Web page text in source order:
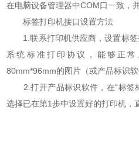
在电脑设备管理器中COM口一致，
标签打印机接口设置方法
1.联系打印机供应商，设置标签
系统标准打印协议，能够正
80mm*96mm的图片（或产品标识
2.打开产品标识软件，在“标签
选择已在第1步中设置好的打印机，